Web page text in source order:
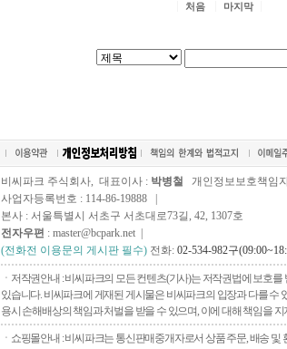
처음 마지막
비씨파크 주식회사, 대표이사 : 박병철 개인정보보호책임
사업자등록번호 : 114-86-19888 |
본사 : 서울특별시 서초구 서초대로73길, 42, 1307호
전자우편 : master@bcpark.net |
(전화전 이용문의 게시판 필수) 전화: 02-534-982구
ㆍ저작권안내 : 비씨파크의 모든 컨텐츠(기사)는 저작권법에 보호
있습니다. 비씨파크에 게재된 게시물은 비씨파크의 입장과 다를 수
용시 손해배상의 책임과 처벌을 받을 수 있으며, 이에 대해 책임을 지
ㆍ쇼핑몰안내 : 비씨파크는 통신판매중개자로서 상품 주문, 배송